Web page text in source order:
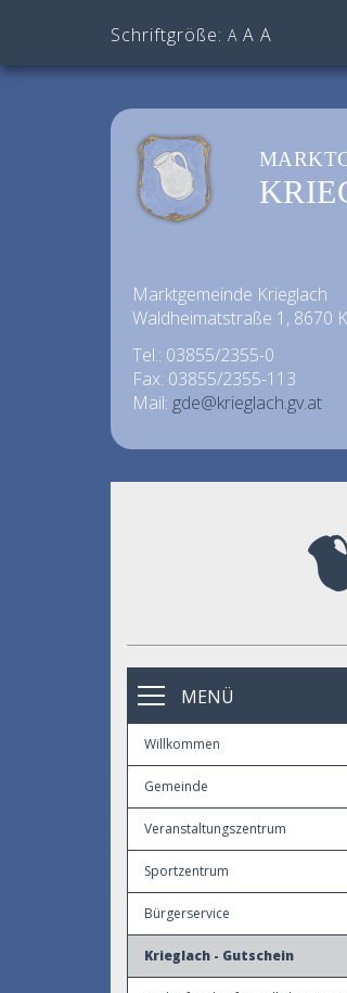
Schriftgröße: A A A
Marktgemeinde Krieglach
Waldheimatstraße 1, 8670
Tel.: 03855/2355-0
Fax: 03855/2355-113
Mail: gde@krieglach.gv.at
MENÜ
Willkommen
Gemeinde
Veranstaltungszentrum
Sportzentrum
Bürgerservice
Krieglach - Gutschein